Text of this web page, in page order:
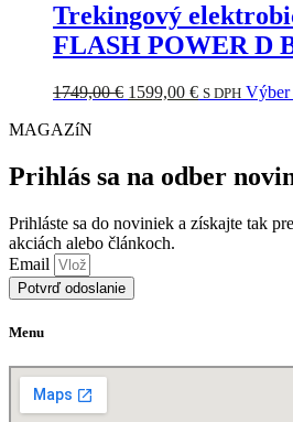
na
Trekingový
FLASH POWER D
1749,00€ Pôvodná
1599,00 €Aktuálna
S DPH Výber
MAGAZíN
Prihlás sa na odber
Prihláste sa do noviniek a získajte tak
akciách alebo článkoch.
Email
Potvrď odoslanie
Menu